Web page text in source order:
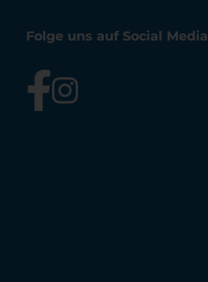
Folge uns auf Social Media